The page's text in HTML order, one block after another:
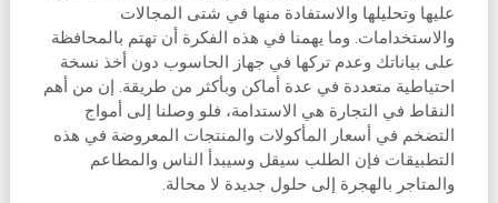
عليها وتحليلها والاستفادة منها في شتى المجالات
والاستخدامات. وما يهمنا في هذه الفكرة أن تهتم بالمحافظة
على بياناتك وعدم تركها في جهاز الحاسوب دون أخذ نسخة
احتياطية متعددة في عدة أماكن وبأكثر من طريقة. إن من أهم
النقاط في التجارة هي الاستدامة، فلو وصلنا إلى أمواج
التضخم في أسعار المأكولات والمنتجات المعروضة في هذه
التطبيقات فإن الطلب سيقل وسيبدأ الناس والمطاعم
والمتاجر بالهجرة إلى حلول جديدة لا محالة.